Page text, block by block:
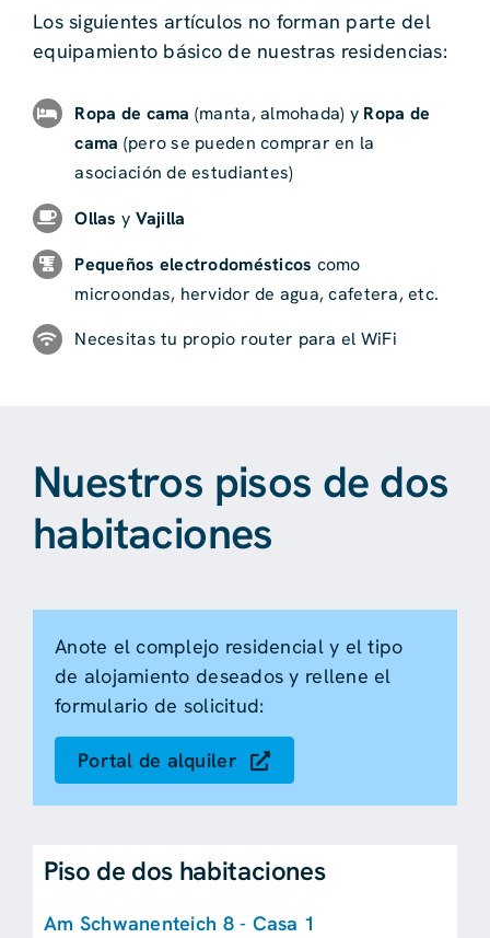
Los siguientes artículos no forman parte del
equipamiento básico de nuestras residencias:
Ropa de cama (manta, almohada) y Ropa de
cama (pero se pueden comprar en la
asociación de estudiantes)
Ollas y Vajilla
Pequeños electrodomésticos como
microondas, hervidor de agua, cafetera, etc.
Necesitas tu propio router para el WiFi
Nuestros pisos de dos
habitaciones
Anote el complejo residencial y el tipo
de alojamiento deseados y rellene el
formulario de solicitud:
Portal de alquiler
Piso de dos habitaciones
Am Schwanenteich 8 - Casa 1